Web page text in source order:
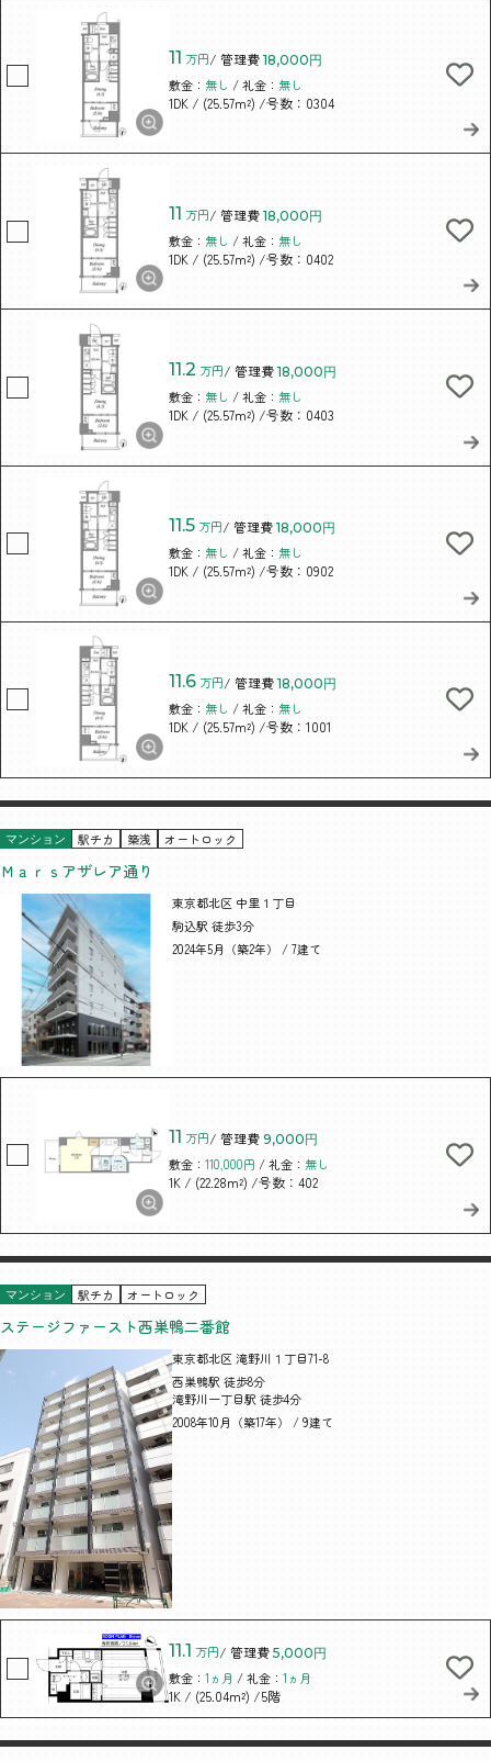
11 万円/ 管理費 18,000円
敷金： 無し / 礼金： 無し
1DK / (25.57m²) /号数：0304
11 万円/ 管理費 18,000円
敷金： 無し / 礼金： 無し
1DK / (25.57m²) /号数：0402
11.2 万円/ 管理費 18,000円
敷金： 無し / 礼金： 無し
1DK / (25.57m²) /号数：0403
11.5 万円/ 管理費 18,000円
敷金： 無し / 礼金： 無し
1DK / (25.57m²) /号数：0902
11.6 万円/ 管理費 18,000円
敷金： 無し / 礼金： 無し
1DK / (25.57m²) /号数：1001
マンション 駅チカ 築浅 オートロック
Ｍａｒｓアザレア通り
東京都北区 中里１丁目
駒込駅 徒歩3分
2024年5月（築2年） / 7建て
11 万円/ 管理費 9,000円
敷金：110,000円 / 礼金： 無し
1K / (22.28m²) /号数：402
マンション 駅チカ オートロック
ステージファースト西巣鴨二番館
東京都北区 滝野川１丁目71-8
西巣鴨駅 徒歩8分
滝野川一丁目駅 徒歩4分
2008年10月（築17年） / 9建て
11.1 万円/ 管理費 5,000円
敷金：1ヵ月 / 礼金：1ヵ月
1K / (25.04m²) /5階